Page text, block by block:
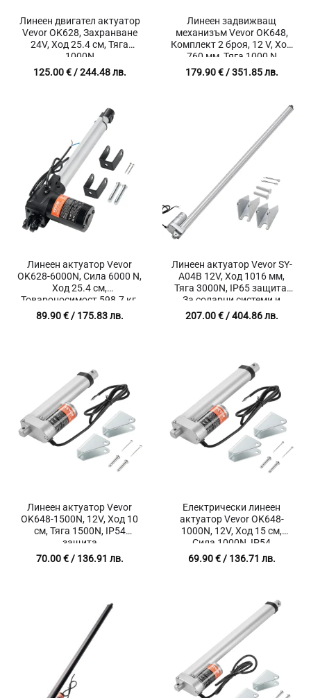
Линеен двигател актуатор
Vevor OK628, Захранване
24V, Ход 25.4 см, Тяга
1000N
125.00€/ 244.48 лв.
Линеен задвижващ
механизъм Vevor OK648,
Комплект 2 броя, 12 V, Ход
760 мм, Тяга 1000 N
179.90€/ 351.85 лв.
Линеен актуатор Vevor
OK628-6000N, Сила 6000 N,
Ход 25.4 см,
Товароносимост 598.7 кг,
IP44
89.90€/ 175.83 лв.
Линеен актуатор Vevor SY-
A04B 12V, Ход 1016 мм,
Тяга 3000N, IP65 защита,
За соларни системи и
тракери
207.00€/ 404.86 лв.
Линеен актуатор Vevor
OK648-1500N, 12V, Ход 10
см, Тяга 1500N, IP54
защита
70.00€/ 136.91 лв.
Електрически линеен
актуатор Vevor OK648-
1000N, 12V, Ход 15 см,
Сила 1000N, IP54
69.90€/ 136.71 лв.